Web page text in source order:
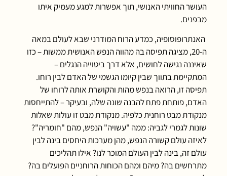
העושר החוויתי האנושי, תוך אפשרות למגע מעמיק איתו
מבפנים.
האנתרופוסופיה, כמדע הרוח המודרני שבא לעולם במאה
ה-20, מציגה תפיסה בה מהווה הנפש האנושית ממשות – כזו
שאיננה נגישה לחושים, אלא דרך ביטוייה הנגלים –
המתקיימת בתווך שבין קיומו הגשמי של האדם לבין רוחו.
תפיסה זו, הרואה בנפש מהות והקושרת אותה לרוחו של
האדם, פותחת פתח להבנה שונה שלה, ובעיקר – להתייחסות
מנקודת מבט רוחנית כלפיה. מנקודת מבט זו עולות שאלות
שונות לגמרי לגביה: ממה "עשויה" הנפש, מהם "חומריה"?
לאיזה עולם קשורה הנפש, מהן מערכות היחסים בינה לבין
עולם זה, בינה לבין העולם המוכר לנו? אילו תהליכים
מתרחשים בה? מיהם ומהם הכוחות הרוחניים הפועלים בה?